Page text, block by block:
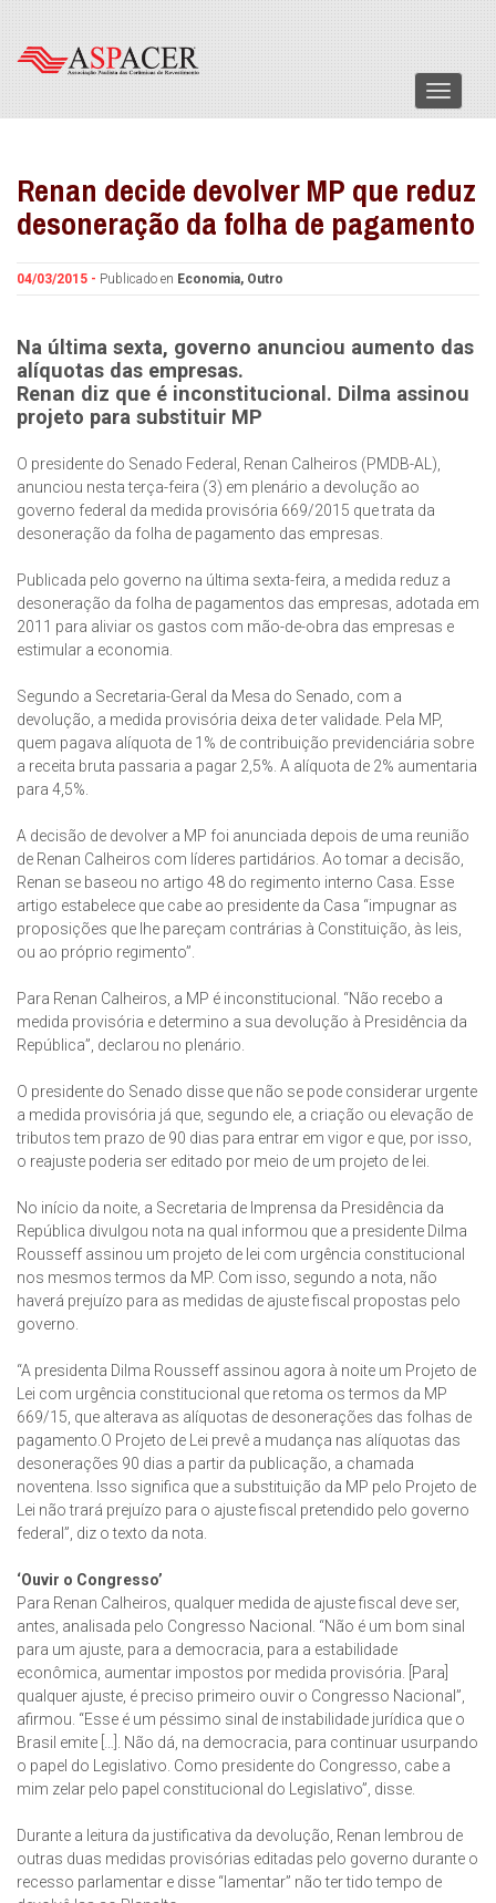
Menu
Renan decide devolver MP que reduz
desoneração da folha de pagamento
04/03/2015 - Publicado en Economia, Outro
Na última sexta, governo anunciou aumento das
alíquotas das empresas.
Renan diz que é inconstitucional. Dilma assinou
projeto para substituir MP
O presidente do Senado Federal, Renan Calheiros (PMDB-AL),
anunciou nesta terça-feira (3) em plenário a devolução ao
governo federal da medida provisória 669/2015 que trata da
desoneração da folha de pagamento das empresas.
Publicada pelo governo na última sexta-feira, a medida reduz a
desoneração da folha de pagamentos das empresas, adotada em
2011 para aliviar os gastos com mão-de-obra das empresas e
estimular a economia.
Segundo a Secretaria-Geral da Mesa do Senado, com a
devolução, a medida provisória deixa de ter validade. Pela MP,
quem pagava alíquota de 1% de contribuição previdenciária sobre
a receita bruta passaria a pagar 2,5%. A alíquota de 2% aumentaria
para 4,5%.
A decisão de devolver a MP foi anunciada depois de uma reunião
de Renan Calheiros com líderes partidários. Ao tomar a decisão,
Renan se baseou no artigo 48 do regimento interno Casa. Esse
artigo estabelece que cabe ao presidente da Casa “impugnar as
proposições que lhe pareçam contrárias à Constituição, às leis,
ou ao próprio regimento”.
Para Renan Calheiros, a MP é inconstitucional. “Não recebo a
medida provisória e determino a sua devolução à Presidência da
República”, declarou no plenário.
O presidente do Senado disse que não se pode considerar urgente
a medida provisória já que, segundo ele, a criação ou elevação de
tributos tem prazo de 90 dias para entrar em vigor e que, por isso,
o reajuste poderia ser editado por meio de um projeto de lei.
No início da noite, a Secretaria de Imprensa da Presidência da
República divulgou nota na qual informou que a presidente Dilma
Rousseff assinou um projeto de lei com urgência constitucional
nos mesmos termos da MP. Com isso, segundo a nota, não
haverá prejuízo para as medidas de ajuste fiscal propostas pelo
governo.
“A presidenta Dilma Rousseff assinou agora à noite um Projeto de
Lei com urgência constitucional que retoma os termos da MP
669/15, que alterava as alíquotas de desonerações das folhas de
pagamento.O Projeto de Lei prevê a mudança nas alíquotas das
desonerações 90 dias a partir da publicação, a chamada
noventena. Isso significa que a substituição da MP pelo Projeto de
Lei não trará prejuízo para o ajuste fiscal pretendido pelo governo
federal”, diz o texto da nota.
‘Ouvir o Congresso’
Para Renan Calheiros, qualquer medida de ajuste fiscal deve ser,
antes, analisada pelo Congresso Nacional. “Não é um bom sinal
para um ajuste, para a democracia, para a estabilidade
econômica, aumentar impostos por medida provisória. [Para]
qualquer ajuste, é preciso primeiro ouvir o Congresso Nacional”,
afirmou. “Esse é um péssimo sinal de instabilidade jurídica que o
Brasil emite […]. Não dá, na democracia, para continuar usurpando
o papel do Legislativo. Como presidente do Congresso, cabe a
mim zelar pelo papel constitucional do Legislativo”, disse.
Durante a leitura da justificativa da devolução, Renan lembrou de
outras duas medidas provisórias editadas pelo governo durante o
recesso parlamentar e disse “lamentar” não ter tido tempo de